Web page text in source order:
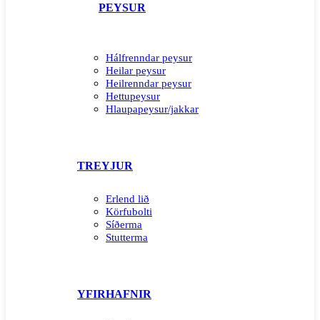
PEYSUR
Hálfrenndar peysur
Heilar peysur
Heilrenndar peysur
Hettupeysur
Hlaupapeysur/jakkar
TREYJUR
Erlend lið
Körfubolti
Síðerma
Stutterma
YFIRHAFNIR